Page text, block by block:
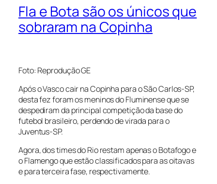
Fla e Bota são os únicos que
sobraram na Copinha
Foto: Reprodução GE
Após o Vasco cair na Copinha para o São Carlos-SP,
desta fez foram os meninos do Fluminense que se
despediram da principal competição da base do
futebol brasileiro, perdendo de virada para o
Juventus-SP.
Agora, dos times do Rio restam apenas o Botafogo e
o Flamengo que estão classificados para as oitavas
e para terceira fase, respectivamente.